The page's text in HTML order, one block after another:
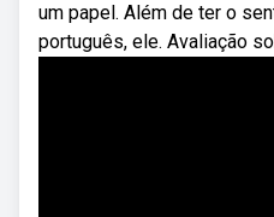
um papel. Além de ter o
português, ele. Avaliação